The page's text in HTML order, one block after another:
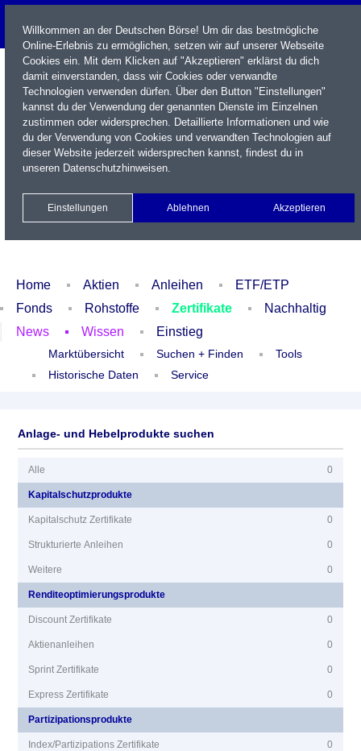
Name / WKN / ISIN / Kürzel
Newsletter Kontakt
Xetra Realtime
Watchlist Portfolio Login
Home Aktien Anleihen
ETF/ETP
Fonds
Rohstoffe Zertifikate
Nachhaltig
News
Wissen Einstieg
Marktübersicht Suchen + Finden
Tools
Historische Daten
Service
Anlage- und Hebelprodukte suchen
Alle 0
Kapitalschutzprodukte
Kapitalschutz Zertifikate 0
Strukturierte Anleihen 0
Weitere 0
Renditeoptimierungsprodukte
Discount Zertifikate 0
Aktienanleihen 0
Sprint Zertifikate 0
Express Zertifikate 0
Partizipationsprodukte
Index/Partizipations Zertifikate 0
Willkommen an der Deutschen Börse! Um dir das bestmögliche
Online-Erlebnis zu ermöglichen, setzen wir auf unserer Webseite
Cookies ein. Mit dem Klicken auf "Akzeptieren" erklärst du dich
damit einverstanden, dass wir Cookies oder verwandte
Technologien verwenden dürfen. Über den Button "Einstellungen"
kannst du der Verwendung der genannten Dienste im Einzelnen
zustimmen oder widersprechen. Detaillierte Informationen und wie
du der Verwendung von Cookies und verwandten Technologien auf
dieser Website jederzeit widersprechen kannst, findest du in
unseren Datenschutzhinweisen.
Einstellungen Ablehnen Akzeptieren